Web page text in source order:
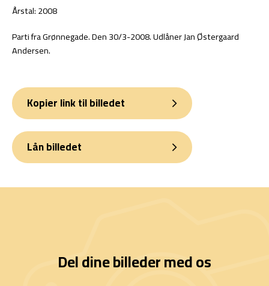
Årstal: 2008
Parti fra Grønnegade. Den 30/3-2008. Udlåner Jan Østergaard
Andersen.
Kopier link til billedet
Lån billedet
Del dine billeder med os